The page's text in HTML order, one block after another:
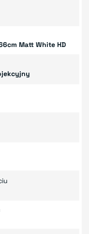
Matt White HD